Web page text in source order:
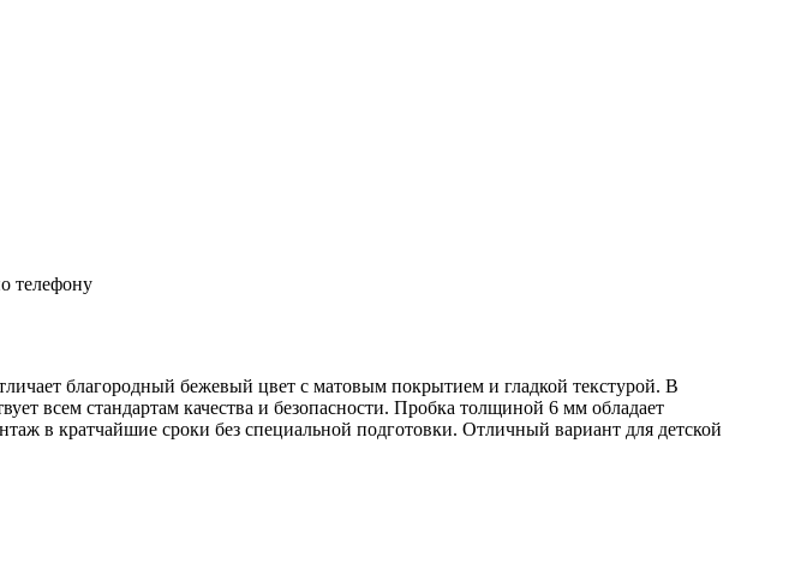
телефону
благородный бежевый цвет с матовым покрытием и гладкой текстурой. В
всем стандартам качества и безопасности. Пробка толщиной 6 мм обладает
в кратчайшие сроки без специальной подготовки. Отличный вариант для детской